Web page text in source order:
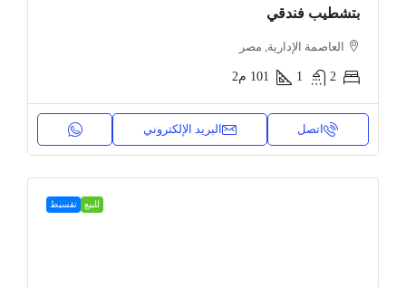
بتشطيب فندقي
العاصمة الإدارية, مصر
2
1
101 م2
اتصل البريد الإلكتروني
للبيع تقسيط